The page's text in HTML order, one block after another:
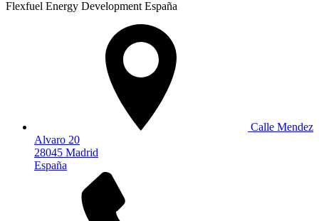
Flexfuel Energy Development España
Calle Mendez
Alvaro 20
28045 Madrid
España